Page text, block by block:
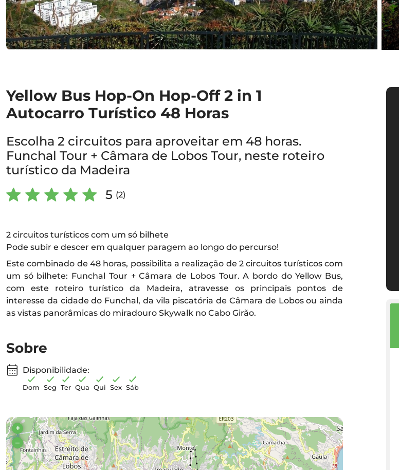
Yellow Bus Hop-On Hop-Off 2 in 1
Autocarro Turístico 48 Horas
Escolha 2 circuitos para aproveitar em 48 horas.
Funchal Tour + Câmara de Lobos Tour, neste roteiro
turístico da Madeira
5 (2)
2 circuitos turísticos com um só bilhete
Pode subir e descer em qualquer paragem ao longo do percurso!
Este combinado de 48 horas, possibilita a realização de 2 circuitos turísticos com
um só bilhete: Funchal Tour + Câmara de Lobos Tour. A bordo do Yellow Bus,
com este roteiro turístico da Madeira, atravesse os principais pontos de
interesse da cidade do Funchal, da vila piscatória de Câmara de Lobos ou ainda
as vistas panorâmicas do miradouro Skywalk no Cabo Girão.
Sobre
Disponibilidade:
Dom Seg Ter Qua Qui Sex Sáb
+
–